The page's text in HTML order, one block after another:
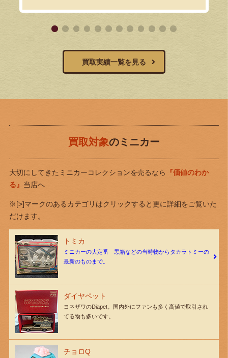
買取実績一覧を見る
買取対象のミニカー
大切にしてきたミニカーコレクションを売るなら
『価値のわか
る』 当店へ
※[>]マークのあるカテゴリはクリックすると更に詳細をご覧いた
だけます。
トミカ
ミニカーの大定番 黒箱などの当時物からタカラトミーの
最新のものまで。
ダイヤペット
ヨネザワのDiapet。国内外にファンも多く高値で取引され
てる物も多いです。
チョロQ